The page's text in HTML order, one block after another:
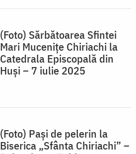
(Foto) Sărbătoarea Sfintei
Mari Mucenițe Chiriachi la
Catedrala Episcopală din
Huși – 7 iulie 2025
(Foto) Pași de pelerin la
Biserica „Sfânta Chiriachi” –